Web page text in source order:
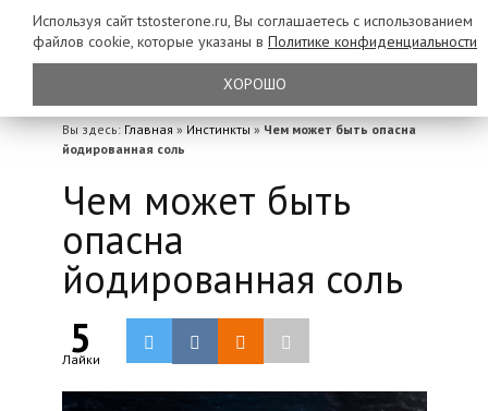
Вы здесь: Главная » Инстинкты » Чем может быть опасна
йодированная соль
Чем может быть
опасна
йодированная соль
5
Лайки
Используя сайт tstosterone.ru, Вы соглашаетесь с использованием
файлов cookie, которые указаны в Политике конфиденциальности
ХОРОШО